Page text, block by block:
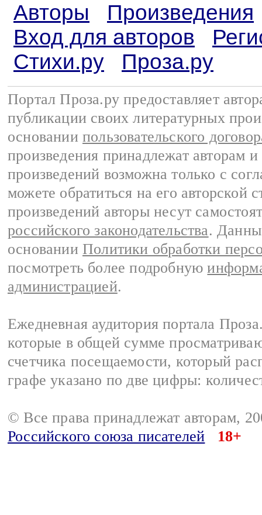
Авторы
Произведения
Вход для авторов
Стихи.ру
Проза.ру
Портал Проза.ру предоставляет
публикации своих литературных
основании пользовательского
произведения принадлежат авторам
произведений возможна только с
можете обратиться на его авторской
произведений авторы несут
российского законодательства.
основании Политики обработки
посмотреть более подробную
администрацией.
Ежедневная аудитория портала
которые в общей сумме
счетчика посещаемости, который
графе указано по две цифры:
© Все права принадлежат авторам,
Российского союза писателей
18+